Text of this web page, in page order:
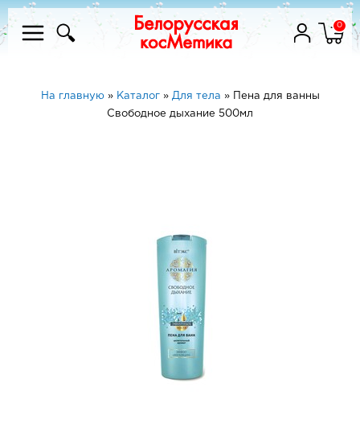
0
На главную» Каталог» Для тела »
Пена для ванны
Свободное дыхание 500мл